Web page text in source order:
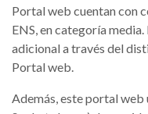
Portal web cuentan con
ENS, en categoría
adicional a través del
Portal web.
Además, este portal web